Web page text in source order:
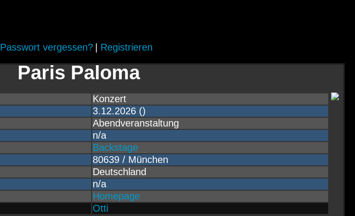
Passwort vergessen? Registrieren
Paris Paloma
Konzert
3.12.2026 ()
Abendveranstaltung
n/a
Backstage
80639 / München
Deutschland
n/a
Homepage
Otti